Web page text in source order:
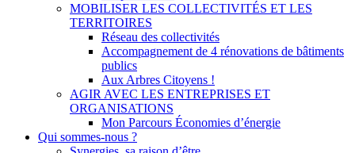
MOBILISER LES COLLECTIVITÉS ET LES
TERRITOIRES
Réseau des collectivités
Accompagnement de 4 rénovations de bâtiments
publics
Aux Arbres Citoyens !
AGIR AVEC LES ENTREPRISES ET
ORGANISATIONS
Mon Parcours Économies d’énergie
Qui sommes-nous ?